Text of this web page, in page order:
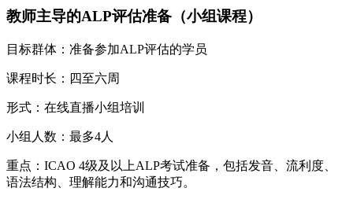
教师主导的ALP评估准备（小组课程）
目标群体：准备参加ALP评估的学员
课程时长：四至六周
形式：在线直播小组培训
小组人数：最多4人
重点：ICAO 4级及以上ALP考试准备，包括发音、流利度、
语法结构、理解能力和沟通技巧。